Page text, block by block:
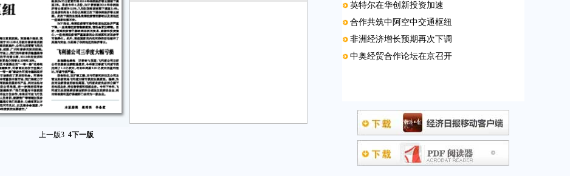
上一版3 4下一版
英特尔在华创新投资加速
合作共筑中阿空中交通枢纽
非洲经济增长预期再次下调
中奥经贸合作论坛在京召开